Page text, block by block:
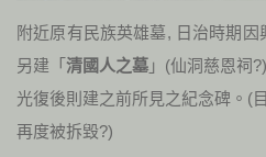
附近原有民族英雄墓, 日治時期
另建「 清國人之墓 」(仙洞慈恩祠?)
光復後則建之前所見之紀念碑。(
再度被拆毀?)